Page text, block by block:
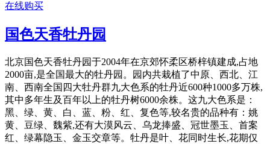
在线购买
国色天香牡丹园
北京国色天香牡丹园于2004年在京郊怀柔区桥梓镇建成,占地
2000亩,是全国最大的牡丹园。园内共栽植了中原、西北、江
南、西南全国四大牡丹群九大色系的牡丹近600种1000多万株,
其中多年生及百年以上的牡丹树6000余株。这九大色系是：
黑、绿、黄、白、蓝、粉、红、复色等,较名贵的品种有：姚
黄、豆绿、魏紫,还有大漠风云、乌龙捧盛、冠世墨玉、首案
红、绿幕隐玉、金玉交章等。牡丹是叶、花同时生长,花期仅